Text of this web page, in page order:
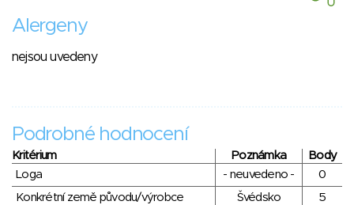
Alergeny
nejsou uvedeny
Podrobné hodnocení
Kritérium Poznámka
Body
Loga
- neuvedeno -
0
Konkrétní země původu/výrobce
Švédsko 5